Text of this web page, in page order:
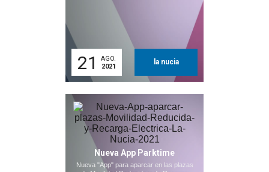
21
AGO.
2021
la nucia
Nueva App Parktime
Nueva "App" para aparcar en las plazas